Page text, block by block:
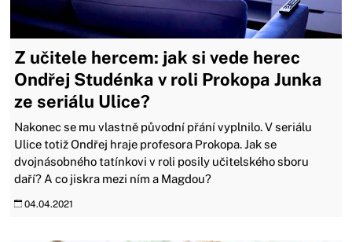
Z učitele hercem: jak si vede herec
Ondřej Studénka v roli Prokopa Junka
ze seriálu Ulice?
Nakonec se mu vlastně původní přání vyplnilo. V seriálu
Ulice totiž Ondřej hraje profesora Prokopa. Jak se
dvojnásobného tatínkovi v roli posily učitelského sboru
daří? A co jiskra mezi ním a Magdou?
04.04.2021